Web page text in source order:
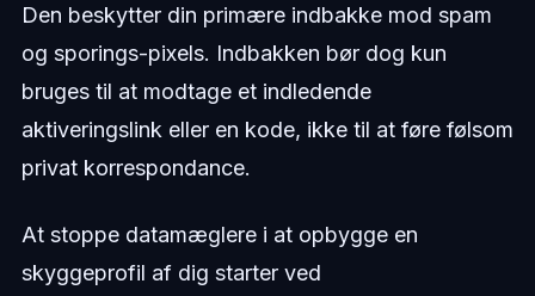
Den beskytter din primære indbakke mod spam
og sporings-pixels. Indbakken bør dog kun
bruges til at modtage et indledende
aktiveringslink eller en kode, ikke til at føre følsom
privat korrespondance.
At stoppe datamæglere i at opbygge en
skyggeprofil af dig starter ved